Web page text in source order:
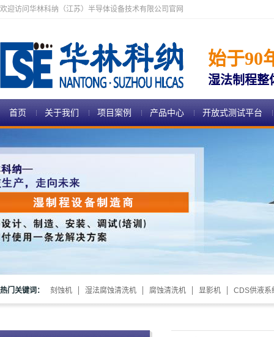
欢迎访问华林科纳（江苏）半导体设备技术有限公司官网
始于90
湿法制程整
首页 关于我们 项目案例 产品中心 开放式测试平台
热门关键词： 刻蚀机 湿法腐蚀清洗机 腐蚀清洗机 显影机 CDS供液系